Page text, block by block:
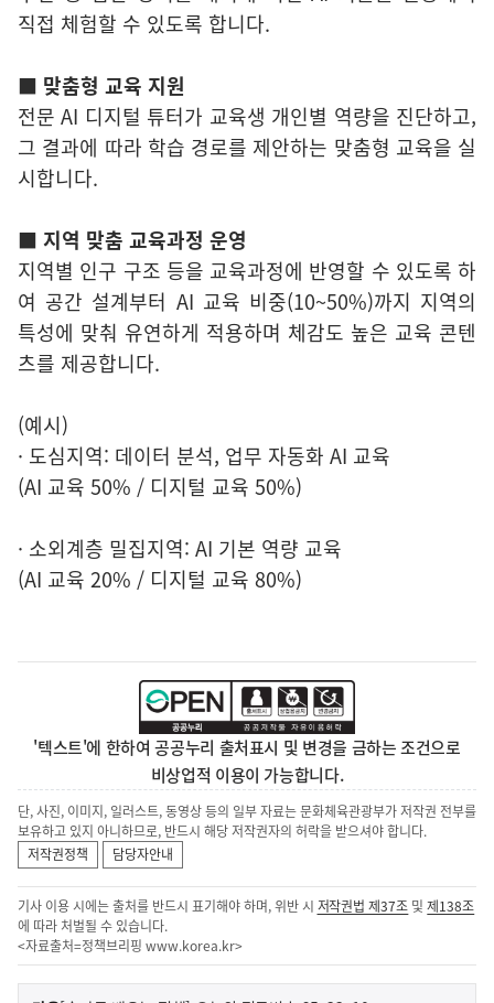
직접 체험할 수 있도록 합니다.
■ 맞춤형 교육 지원
전문 AI 디지털 튜터가 교육생 개인별 역량을 진단하고,
그 결과에 따라 학습 경로를 제안하는 맞춤형 교육을 실
시합니다.
■ 지역 맞춤 교육과정 운영
지역별 인구 구조 등을 교육과정에 반영할 수 있도록 하
여 공간 설계부터 AI 교육 비중(10~50%)까지 지역의
특성에 맞춰 유연하게 적용하며 체감도 높은 교육 콘텐
츠를 제공합니다.
(예시)
· 도심지역: 데이터 분석, 업무 자동화 AI 교육
(AI 교육 50% / 디지털 교육 50%)
· 소외계층 밀집지역: AI 기본 역량 교육
(AI 교육 20% / 디지털 교육 80%)
'텍스트'에 한하여 공공누리 출처표시 및 변경을 금하는 조건으로
비상업적 이용이 가능합니다.
단, 사진, 이미지, 일러스트, 동영상 등의 일부 자료는 문화체육관광부가 저작권 전부를
보유하고 있지 아니하므로, 반드시 해당 저작권자의 허락을 받으셔야 합니다.
저작권정책
담당자안내
기사 이용 시에는 출처를 반드시 표기해야 하며, 위반 시 저작권법 제37조 및제138조
에 따라 처벌될 수 있습니다.
<자료출처=정책브리핑 www.korea.kr>